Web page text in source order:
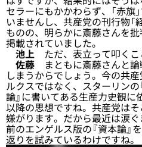
セラーにもかかわらず、「赤旗
いませんし、共産党の刊行物「
ものの、明らかに斎藤さんを
掲載されていました。
池上 ただ、表立って叩くこ
佐藤 まともに斎藤さんと
しまうからでしょう。今の共
ルクスではなく、スターリン
論』に書いてある生産力史観
以降の思想ですね。共産党は
嫌がります。だから最近は涙
前のエンゲルス版の『資本論』
返りを試みているわけですね。